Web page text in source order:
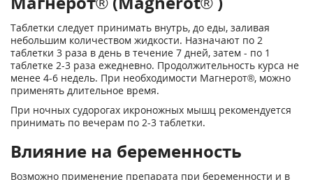
Таблетки следует принимать внутрь, до еды, заливая
небольшим количеством жидкости. Назначают по 2
таблетки 3 раза в день в течение 7 дней, затем - по 1
таблетке 2-3 раза ежедневно. Продолжительность курса не
менее 4-6 недель. При необходимости Магнерот®, можно
применять длительное время.
При ночных судорогах икроножных мышц рекомендуется
принимать по вечерам по 2-3 таблетки.
Влияние на беременность
Возможно применение препарата при беременности и в